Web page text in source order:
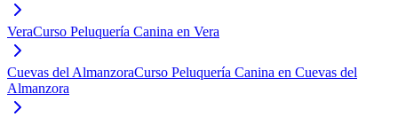
VeraCurso Peluquería Canina en Vera
Cuevas del AlmanzoraCurso Peluquería Canina en Cuevas del
Almanzora